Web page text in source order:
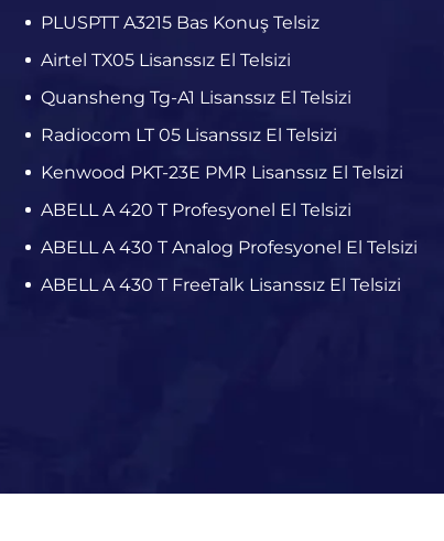
PLUSPTT A3215 Bas Konuş Telsiz
Airtel TX05 Lisanssız El Telsizi
Quansheng Tg-A1 Lisanssız El Telsizi
Radiocom LT 05 Lisanssız El Telsizi
Kenwood PKT-23E PMR Lisanssız El Telsizi
ABELL A 420 T Profesyonel El Telsizi
ABELL A 430 T Analog Profesyonel El Telsizi
ABELL A 430 T FreeTalk Lisanssız El Telsizi